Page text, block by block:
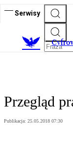
Serwisy
C
Przegląd
Publikacja: 25.05.2018 07:30